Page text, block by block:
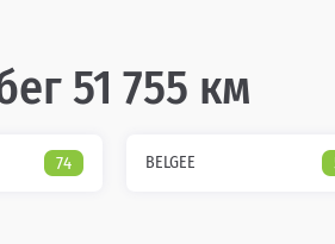
51 755 км
74 BELGEE